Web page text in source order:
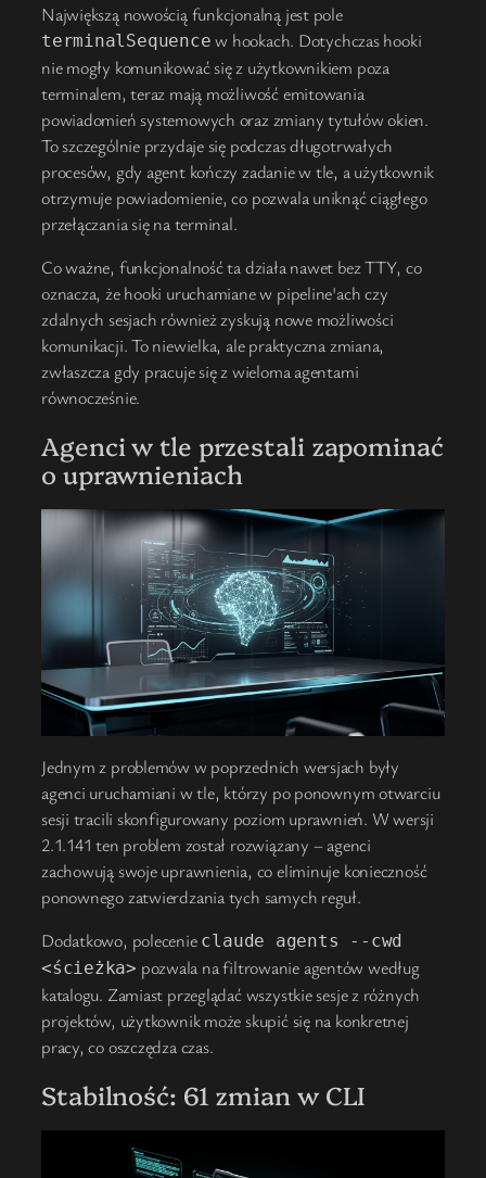
Największą nowością funkcjonalną jest pole
terminalSequence w hookach. Dotychczas hooki
nie mogły komunikować się z użytkownikiem poza
terminalem, teraz mają możliwość emitowania
powiadomień systemowych oraz zmiany tytułów okien.
To szczególnie przydaje się podczas długotrwałych
procesów, gdy agent kończy zadanie w tle, a użytkownik
otrzymuje powiadomienie, co pozwala uniknąć ciągłego
przełączania się na terminal.
Co ważne, funkcjonalność ta działa nawet bez TTY, co
oznacza, że hooki uruchamiane w pipeline'ach czy
zdalnych sesjach również zyskują nowe możliwości
komunikacji. To niewielka, ale praktyczna zmiana,
zwłaszcza gdy pracuje się z wieloma agentami
równocześnie.
Agenci w tle przestali zapominać
o uprawnieniach
Jednym z problemów w poprzednich wersjach były
agenci uruchamiani w tle, którzy po ponownym otwarciu
sesji tracili skonfigurowany poziom uprawnień. W wersji
2.1.141 ten problem został rozwiązany – agenci
zachowują swoje uprawnienia, co eliminuje konieczność
ponownego zatwierdzania tych samych reguł.
Dodatkowo, polecenie claude agents --cwd
<ścieżka> pozwala na filtrowanie agentów według
katalogu. Zamiast przeglądać wszystkie sesje z różnych
projektów, użytkownik może skupić się na konkretnej
pracy, co oszczędza czas.
Stabilność: 61 zmian w CLI